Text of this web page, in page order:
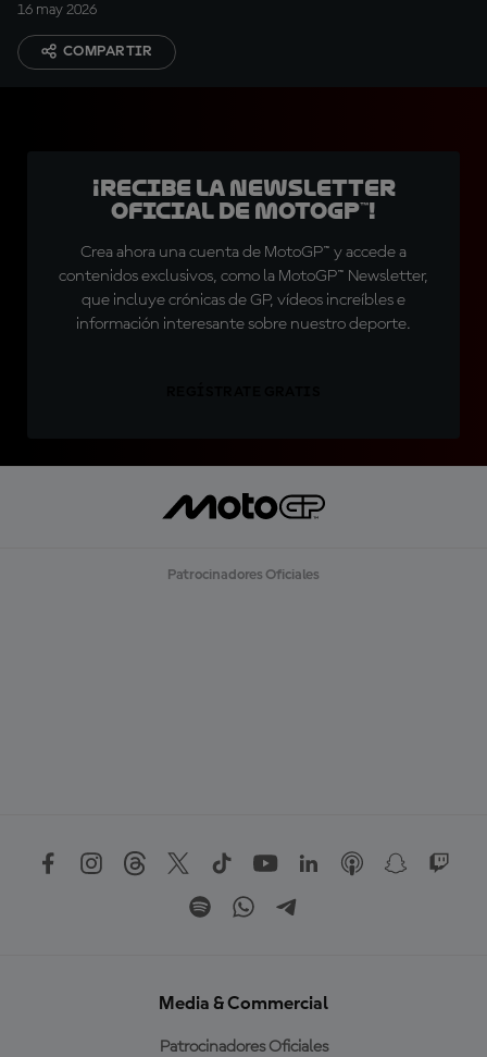
16 may 2026
COMPARTIR
¡Recibe la Newsletter
oficial de MotoGP™!
Crea ahora una cuenta de MotoGP™ y accede a
contenidos exclusivos, como la MotoGP™ Newsletter,
que incluye crónicas de GP, vídeos increíbles e
información interesante sobre nuestro deporte.
Patrocinadores Oficiales
Media & Commercial
Patrocinadores Oficiales